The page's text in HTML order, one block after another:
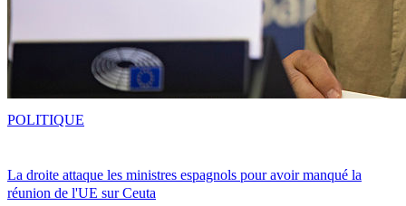
La droite attaque les ministres espagnols pour avoir manqué la
réunion de l'UE sur Ceuta
POLITIQUE